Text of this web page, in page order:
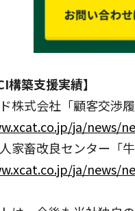
構築支援実績】
株式会社「顧客交渉
ja/news/
家畜改良センター「
ja/news/